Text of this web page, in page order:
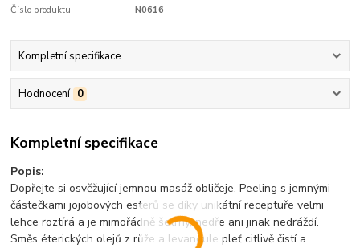
Číslo produktu: N0616
Kompletní specifikace
Hodnocení 0
Kompletní specifikace
Popis:
Dopřejte si osvěžující jemnou masáž obličeje. Peeling s jemnými
částečkami jojobových esterů se díky unikátní receptuře velmi
lehce roztírá a je mimořádně šetrný, nedře ani jinak nedráždí.
Směs éterických olejů z růže a levandule pleť citlivě čistí a